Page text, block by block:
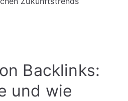
Backlinks:
und wie